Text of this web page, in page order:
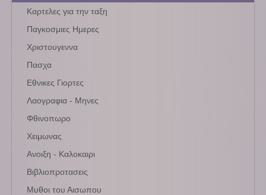
Καρτελες για την ταξη
Παγκοσμιες Ημερες
Χριστουγεννα
Πασχα
Εθνικες Γιορτες
Λαογραφια - Μηνες
Φθινοπωρο
Χειμωνας
Ανοιξη - Καλοκαιρι
Βιβλιοπροτασεις
Μυθοι του Αισωπου